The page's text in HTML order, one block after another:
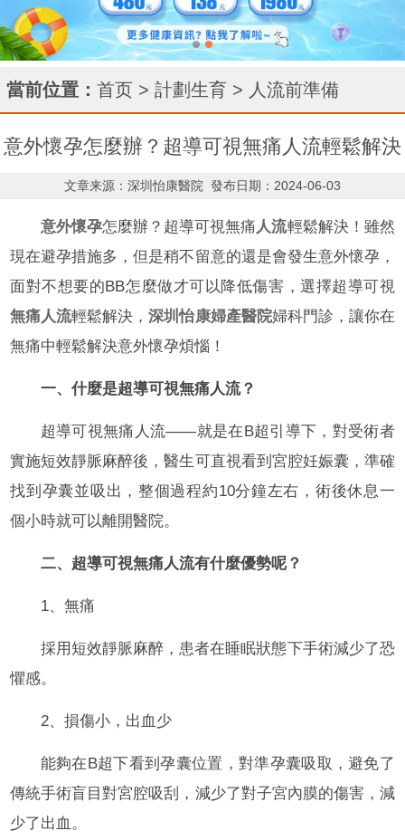
當前位置： 首页 > 計劃生育 > 人流前準備
意外懷孕怎麼辦？超導可視無痛人流輕鬆解決
文章来源：深圳怡康醫院 發布日期：2024-06-03
意外懷孕怎麼辦？超導可視無痛人流輕鬆解決！雖然
現在避孕措施多，但是稍不留意的還是會發生意外懷孕，
面對不想要的BB怎麼做才可以降低傷害，選擇超導可視
無痛人流輕鬆解決，深圳怡康婦產醫院婦科門診，讓你在
無痛中輕鬆解決意外懷孕煩惱！
一、什麼是超導可視無痛人流？
超導可視無痛人流——就是在B超引導下，對受術者
實施短效靜脈麻醉後，醫生可直視看到宮腔妊娠囊，準確
找到孕囊並吸出，整個過程約10分鐘左右，術後休息一
個小時就可以離開醫院。
二、超導可視無痛人流有什麼優勢呢？
1、無痛
採用短效靜脈麻醉，患者在睡眠狀態下手術減少了恐
懼感。
2、損傷小，出血少
能夠在B超下看到孕囊位置，對準孕囊吸取，避免了
傳統手術盲目對宮腔吸刮，減少了對子宮內膜的傷害，減
少了出血。